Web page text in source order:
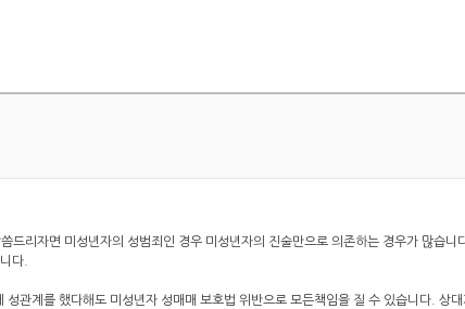
드리자면 미성년자의 성범죄인 경우 미성년자의 진술만으로 의존하는 경우가 많습
다.
관계를 했다해도 미성년자 성매매 보호법 위반으로 모든책임을 질 수 있습니다. 상